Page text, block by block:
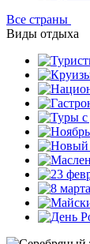
Все страны
Виды отдыха